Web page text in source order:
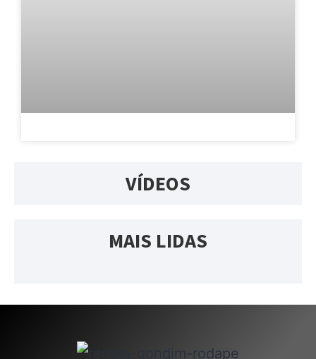
VÍDEOS
MAIS LIDAS